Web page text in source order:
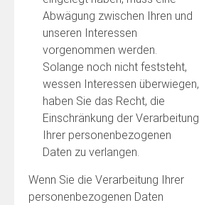
Abwägung zwischen Ihren und
unseren Interessen
vorgenommen werden.
Solange noch nicht feststeht,
wessen Interessen überwiegen,
haben Sie das Recht, die
Einschränkung der Verarbeitung
Ihrer personenbezogenen
Daten zu verlangen.
Wenn Sie die Verarbeitung Ihrer
personenbezogenen Daten